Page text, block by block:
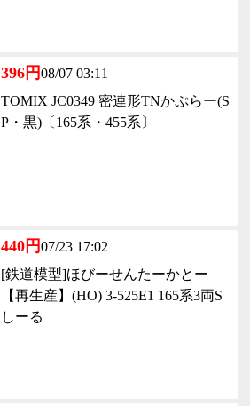
396円08/07 03:11
TOMIX JC0349 密連形TNかぷらー(S
P・黒)〔165系・455系〕
440円07/23 17:02
[鉄道模型]ほびーせんたーかとー
【再生産】(HO) 3-525E1 165系3両S
しーる